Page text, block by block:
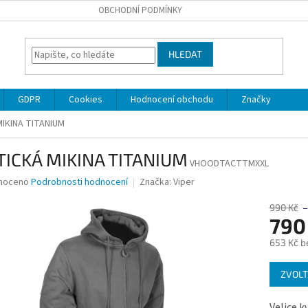
OBCHODNÍ PODMÍNKY
HLEDAT
GDPR Cookies Hodnocení obchodu
Značky
TITANIUM
MIKINA TITANIUM VHOODTACTTMXXL
Podrobnosti hodnocení Značka: Viper
990 Kč
653 Kč
Měrná
cena: